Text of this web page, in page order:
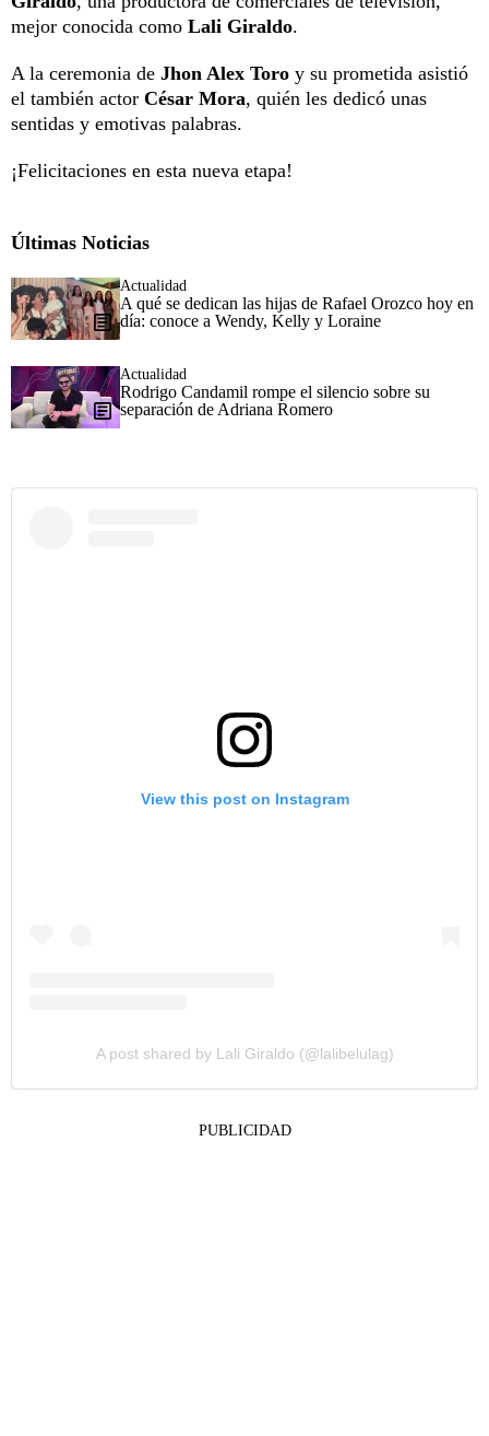
mejor conocida como Lali Giraldo.
A la ceremonia de Jhon Alex Toro y su prometida asistió
el también actor César Mora, quién les dedicó unas
sentidas y emotivas palabras.
¡Felicitaciones en esta nueva etapa!
Últimas Noticias
Actualidad
A qué se dedican las hijas de Rafael Orozco hoy en
día: conoce a Wendy, Kelly y Loraine
Actualidad
Rodrigo Candamil rompe el silencio sobre su
separación de Adriana Romero
View this post on Instagram
A post shared by Lali Giraldo (@lalibelulag)
PUBLICIDAD